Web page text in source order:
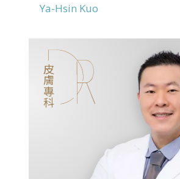
Ya-Hsin Kuo
皮膚專科